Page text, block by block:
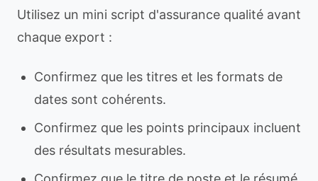
Utilisez un mini script d'assurance qualité avant
chaque export :
Confirmez que les titres et les formats de
dates sont cohérents.
Confirmez que les points principaux incluent
des résultats mesurables.